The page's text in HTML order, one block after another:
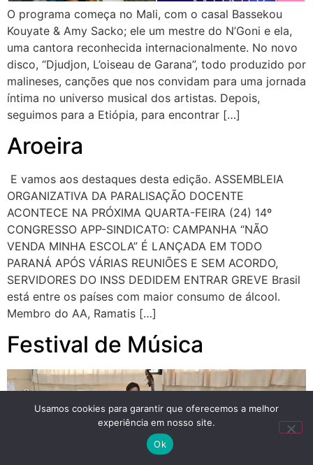
O programa começa no Mali, com o casal Bassekou
Kouyate & Amy Sacko; ele um mestre do N’Goni e ela,
uma cantora reconhecida internacionalmente. No novo
disco, “Djudjon, L’oiseau de Garana”, todo produzido por
malineses, canções que nos convidam para uma jornada
íntima no universo musical dos artistas. Depois,
seguimos para a Etiópia, para encontrar […]
Aroeira
E vamos aos destaques desta edição. ASSEMBLEIA
ORGANIZATIVA DA PARALISAÇÃO DOCENTE
ACONTECE NA PRÓXIMA QUARTA-FEIRA (24) 14º
CONGRESSO APP-SINDICATO: CAMPANHA “NÃO
VENDA MINHA ESCOLA” É LANÇADA EM TODO
PARANÁ APÓS VÁRIAS REUNIÕES E SEM ACORDO,
SERVIDORES DO INSS DEDIDEM ENTRAR GREVE Brasil
está entre os países com maior consumo de álcool.
Membro do AA, Ramatis […]
Festival de Música
Usamos cookies para garantir que oferecemos a melhor
experiência em nosso site.
Ok